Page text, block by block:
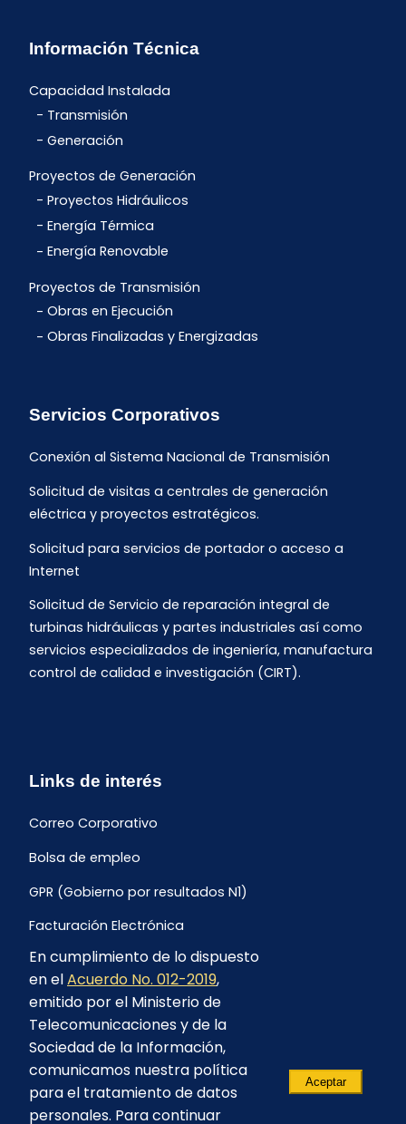
Información Técnica
Capacidad Instalada
Transmisión
Generación
Proyectos de Generación
Proyectos Hidráulicos
Energía Térmica
Energía Renovable
Proyectos de Transmisión
Obras en Ejecución
Obras Finalizadas y Energizadas
Servicios Corporativos
Conexión al Sistema Nacional de Transmisión
Solicitud de visitas a centrales de generación
eléctrica y proyectos estratégicos.
Solicitud para servicios de portador o acceso a
Internet
Solicitud de Servicio de reparación integral de
turbinas hidráulicas y partes industriales así como
servicios especializados de ingeniería, manufactura
control de calidad e investigación (CIRT).
Links de interés
Correo Corporativo
Bolsa de empleo
GPR (Gobierno por resultados N1)
Facturación Electrónica
Archivo Histórico de Facturación
Portal Ambiental y Social
Proyecto Geotérmico Chachimbiro
Contratación consultoría mediante “Lista Corta”
Reglamento de Procesos Asociativos
En cumplimiento de lo dispuesto
en elAcuerdo No. 012-2019,
emitido por el Ministerio de
Telecomunicaciones y de la
Sociedad de la Información,
comunicamos nuestra política
para el tratamiento de datos
personales. Para continuar
Aceptar